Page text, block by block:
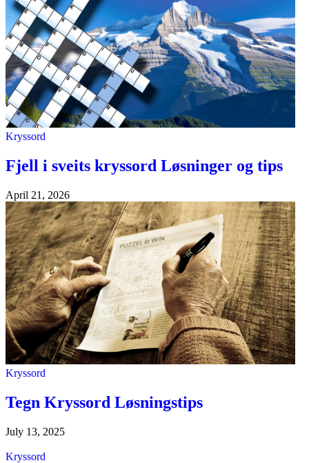
Kryssord
Fjell i sveits kryssord Løsninger og tips
April 21, 2026
Kryssord
Tegn Kryssord Løsningstips
July 13, 2025
Kryssord